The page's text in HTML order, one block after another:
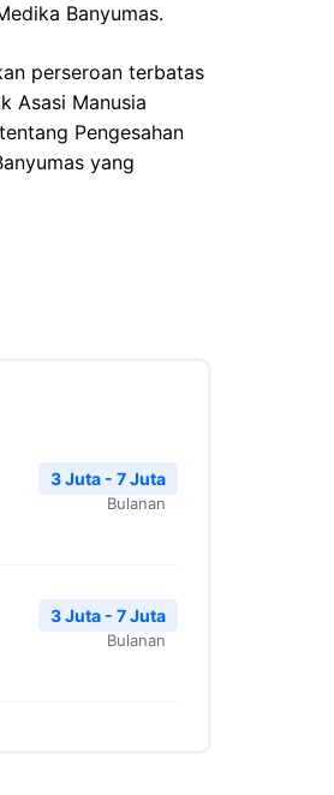
Banyumas.
perseroan terbatas
Asasi Manusia
Pengesahan
yang
3 Juta - 7 Juta
Bulanan
3 Juta - 7 Juta
Bulanan